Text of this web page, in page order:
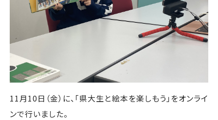
11月10日（金）に、「県大生と絵本を楽しもう」をオンライ
ンで行いました。